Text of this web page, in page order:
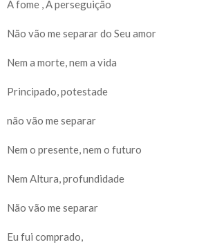
A fome , A perseguição
Não vão me separar do Seu amor
Nem a morte, nem a vida
Principado, potestade
não vão me separar
Nem o presente, nem o futuro
Nem Altura, profundidade
Não vão me separar
Eu fui comprado,